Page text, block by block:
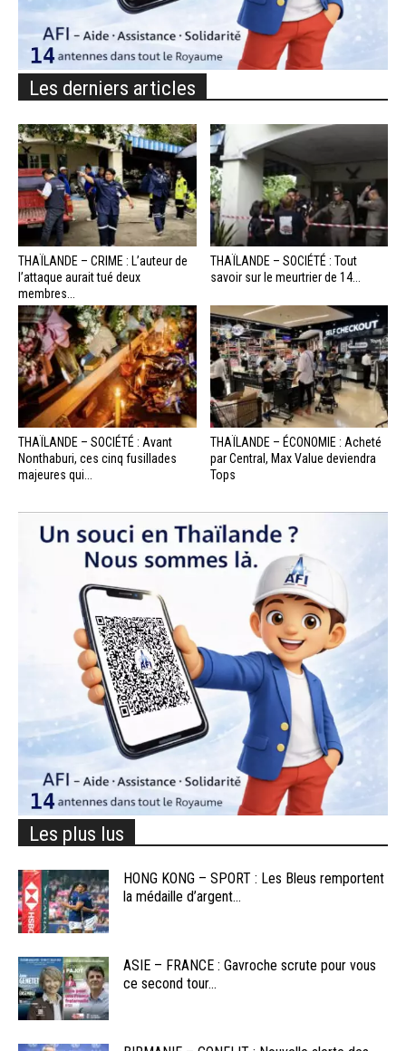
Les derniers articles
THAÏLANDE – CRIME : L’auteur de
l’attaque aurait tué deux
membres...
THAÏLANDE – SOCIÉTÉ : Tout
savoir sur le meurtrier de 14...
THAÏLANDE – SOCIÉTÉ : Avant
Nonthaburi, ces cinq fusillades
majeures qui...
THAÏLANDE – ÉCONOMIE : Acheté
par Central, Max Value deviendra
Tops
Les plus lus
HONG KONG – SPORT : Les Bleus remportent
la médaille d’argent...
ASIE – FRANCE : Gavroche scrute pour vous
ce second tour...